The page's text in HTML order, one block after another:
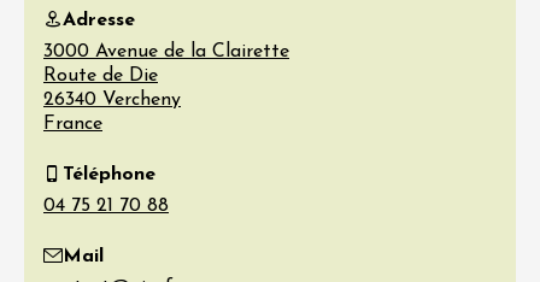
Adresse
3000 Avenue de la Clairette
Route de Die
26340 Vercheny
France
Téléphone
Mail